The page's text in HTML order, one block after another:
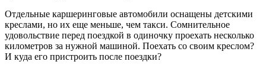
Отдельные каршеринговые автомобили оснащены детскими
креслами, но их еще меньше, чем такси. Сомнительное
удовольствие перед поездкой в одиночку проехать несколько
километров за нужной машиной. Поехать со своим креслом?
И куда его пристроить после поездки?